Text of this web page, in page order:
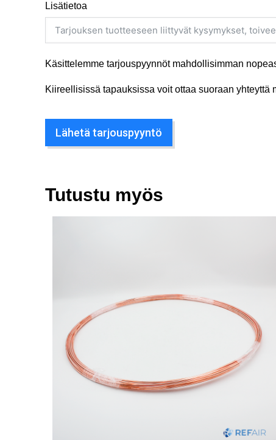
Lisätietoa
Käsittelemme tarjouspyynnöt mahdollisimman
Kiireellisissä tapauksissa voit ottaa suoraan yhteyttä
Lähetä tarjouspyyntö
Tutustu myös